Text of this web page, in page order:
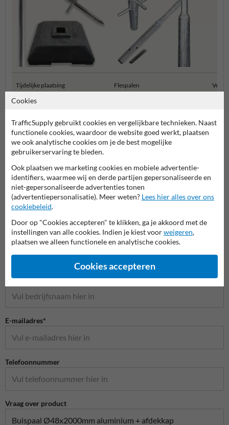
Tijdelijke plaatsing Flespalen
Stel je vraag aan Scheepvaartbord.nl
Naam*
Bedrijfsnaam
E-mailadres*
Telefoonnummer
Vraag over product
Cookies
TrafficSupply gebruikt cookies en vergelijkbare technieken. Naast
functionele cookies, waardoor de website goed werkt, plaatsen
we ook analytische cookies om je de best mogelijke
gebruikerservaring te bieden.
Ook plaatsen we marketing cookies en mobiele advertentie-
identifiers, waarmee wij en derde partijen gepersonaliseerde en
niet-gepersonaliseerde advertenties tonen
(advertentiepersonalisatie). Meer weten? Lees hier alles over ons
cookiebeleid.
Door op "Cookies accepteren" te klikken, ga je akkoord met de
instellingen van alle cookies. Indien je kiest voorweigeren,
plaatsen we alleen functionele en analytische cookies.
Cookies accepteren